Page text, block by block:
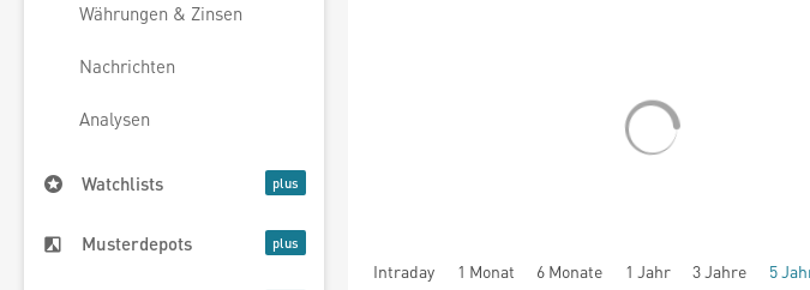
Währungen & Zinsen
Nachrichten
Analysen
Watchlists
Musterdepots
Intraday 1 Monat 6 Monate 1 Jahr 3 Jahre 5